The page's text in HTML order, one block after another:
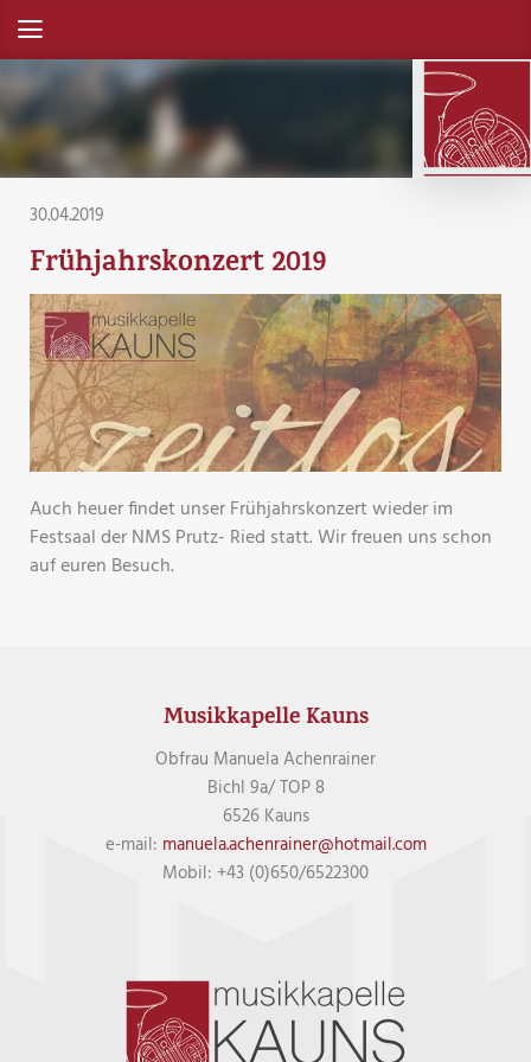
30.04.2019
Frühjahrskonzert 2019
Auch heuer findet unser Frühjahrskonzert wieder im
Festsaal der NMS Prutz- Ried statt. Wir freuen uns schon
auf euren Besuch.
Musikkapelle Kauns
Obfrau Manuela Achenrainer
Bichl 9a/ TOP 8
6526 Kauns
e-mail: manuela.achenrainer@hotmail.com
Mobil: +43 (0)650/6522300